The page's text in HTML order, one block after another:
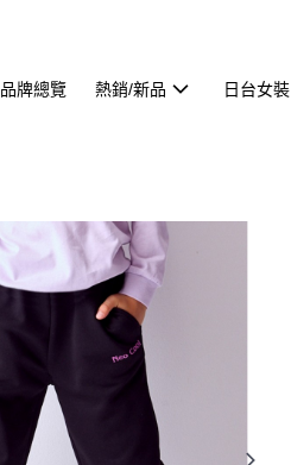
品牌總覽 熱銷/新品 日台女裝